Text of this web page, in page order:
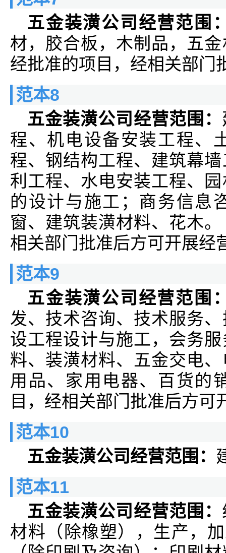
五金装潢公司经营范围
材，胶合板，木制品，五
经批准的项目，经相关部门
范本8
五金装潢公司经营范围：
程、机电设备安装工程、
程、钢结构工程、建筑幕
利工程、水电安装工程、
的设计与施工；商务信息
窗、建筑装潢材料、花木
相关部门批准后方可开展经
范本9
五金装潢公司经营范围
发、技术咨询、技术服务
设工程设计与施工，会务
料、装潢材料、五金交电
用品、家用电器、百货的
目，经相关部门批准后方可
范本10
五金装潢公司经营范围：
范本11
五金装潢公司经营范围：
材料（除橡塑），生产，